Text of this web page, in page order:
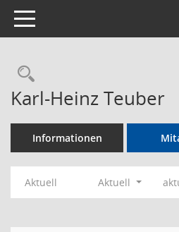
Toggle navigation
Rechercheauswahl
Karl-Heinz Teuber
Informationen
Aktuell Aktuell